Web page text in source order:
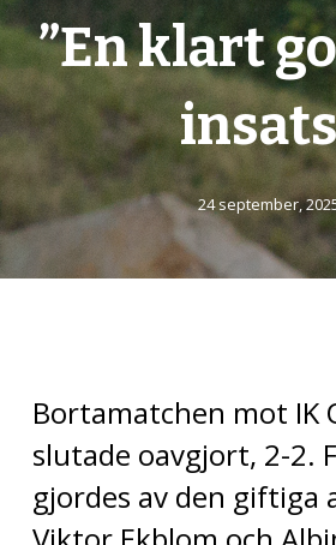
”En klart
24 september,
Bortamatchen mot IK
slutade oavgjort, 2-2.
gjordes av den giftiga